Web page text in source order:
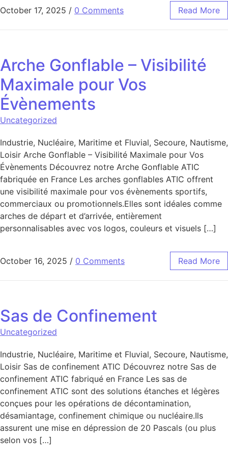
October 17, 2025 / 0 Comments Read More
Arche Gonflable – Visibilité
Maximale pour Vos
Évènements
Uncategorized
Industrie, Nucléaire, Maritime et Fluvial, Secoure, Nautisme,
Loisir Arche Gonflable – Visibilité Maximale pour Vos
Évènements Découvrez notre Arche Gonflable ATIC
fabriquée en France Les arches gonflables ATIC offrent
une visibilité maximale pour vos évènements sportifs,
commerciaux ou promotionnels.Elles sont idéales comme
arches de départ et d’arrivée, entièrement
personnalisables avec vos logos, couleurs et visuels […]
October 16, 2025 / 0 Comments Read More
Sas de Confinement
Uncategorized
Industrie, Nucléaire, Maritime et Fluvial, Secoure, Nautisme,
Loisir Sas de confinement ATIC Découvrez notre Sas de
confinement ATIC fabriqué en France Les sas de
confinement ATIC sont des solutions étanches et légères
conçues pour les opérations de décontamination,
désamiantage, confinement chimique ou nucléaire.Ils
assurent une mise en dépression de 20 Pascals (ou plus
selon vos […]